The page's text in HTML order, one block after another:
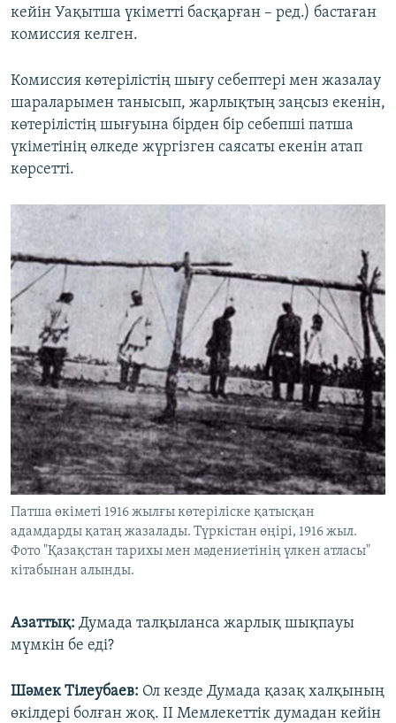
кейін Уақытша үкіметті басқарған – ред.) бастаған
комиссия келген.
Комиссия көтерілістің шығу себептері мен жазалау
шараларымен танысып, жарлықтың заңсыз екенін,
көтерілістің шығуына бірден бір себепші патша
үкіметінің өлкеде жүргізген саясаты екенін атап
көрсетті.
Патша өкіметі 1916 жылғы көтеріліске қатысқан
адамдарды қатаң жазалады. Түркістан өңірі, 1916 жыл.
Фото "Қазақстан тарихы мен мәдениетінің үлкен атласы"
кітабынан алынды.
Азаттық: Думада талқыланса жарлық шықпауы
мүмкін бе еді?
Шәмек Тілеубаев: Ол кезде Думада қазақ халқының
өкілдері болған жоқ. ІІ Мемлекеттік думадан кейін